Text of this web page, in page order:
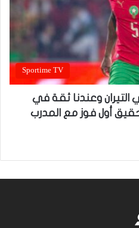
Sportime TV
وعندنا ثقة في
أول فوز مع المدرب